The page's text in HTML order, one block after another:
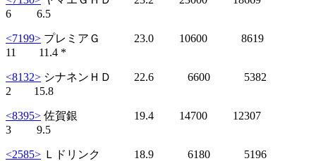
6 6.5
<7199> プレミアＧ 23.0 10600 8619
11 11.4 *
<8132> シナネンＨＤ 22.6 6600 5382
2 15.8
<8395> 佐賀銀 19.4 14700 12307
3 9.5
<2585> Ｌドリンク 18.9 6180 5196